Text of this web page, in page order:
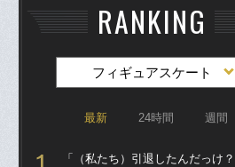
RANKING
フィギュアスケート
最新 24時間 週間
「（私たち）引退したんだっけ？